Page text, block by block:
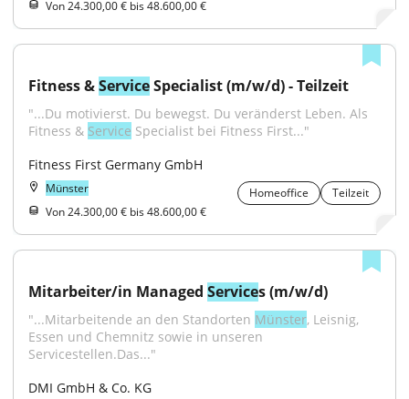
Von 24.300,00 € bis 48.600,00 €
Fitness & Service Specialist (m/w/d) - Teilzeit
"...Du motivierst. Du bewegst. Du veränderst Leben. Als
Fitness & Service Specialist bei Fitness First..."
Fitness First Germany GmbH
Münster Homeoffice
Teilzeit
Von 24.300,00 € bis 48.600,00 €
Mitarbeiter/in Managed Services (m/w/d)
"...Mitarbeitende an den Standorten Münster, Leisnig,
Essen und Chemnitz sowie in unseren
Servicestellen.Das..."
DMI GmbH & Co. KG